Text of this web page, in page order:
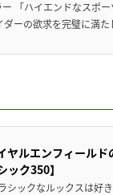
「ハイエンドなスポ
ーの欲求を完璧に満た
ヤルエンフィールド
ク350】
シックなルックスは好